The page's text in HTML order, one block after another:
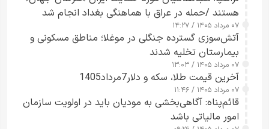
هستند /حمله در عراق با هماهنگی بغداد انجام شد
۰۷ مرداد ۱۴۰۵ / ۱۴:۲۷
آتش‌سوزی گسترده جنگلی در موغلا؛ مناطق مسکونی و
بیمارستان تخلیه شدند
۰۷ مرداد ۱۴۰۵ / ۱۳:۰۳
آخرین قیمت طلا، سکه و دلار7مرداد1405
۰۷ مرداد ۱۴۰۵ / ۱۱:۴۶
قائم‌پناه: آگاهی‌بخشی به مودیان باید در اولویت سازمان
امور مالیاتی باشد